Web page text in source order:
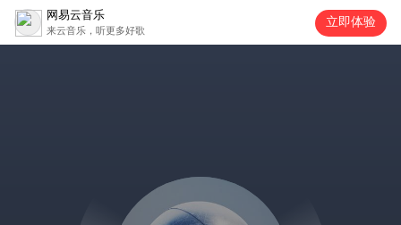
网易云音乐
来云音乐，听更多好歌
立即体验